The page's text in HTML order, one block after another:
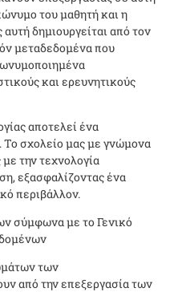
του μαθητή και η
δημιουργείται από τον
μεταδεδομένα που
και ερευνητικούς
αποτελεί ένα
Το σχολείο μας με γνώμονα
την τεχνολογία
εξασφαλίζοντας ένα
περιβάλλον.
σύμφωνα με το Γενικό
των
από την επεξεργασία των